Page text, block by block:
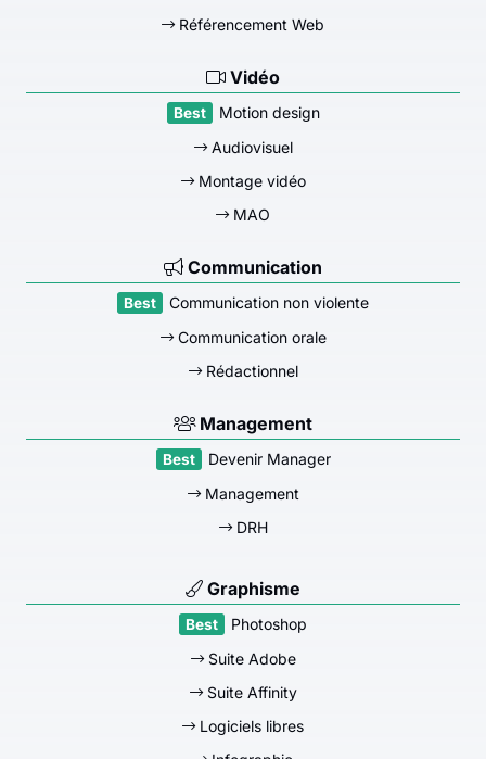
Référencement Web
Vidéo
Motion design
Audiovisuel
Montage vidéo
MAO
Communication
Communication non violente
Communication orale
Rédactionnel
Management
Devenir Manager
Management
DRH
Graphisme
Photoshop
Suite Adobe
Suite Affinity
Logiciels libres